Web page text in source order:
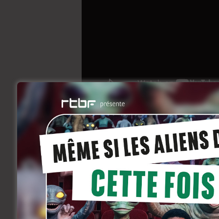
Cinevox
Welz
septembre 26, 2014
En bref
Un Cinevox Happening est toujours
la formule (un film à découvrir, un drink
confirmeront.
Quand, en plus, on a la chance
passe forcément dans le registre des